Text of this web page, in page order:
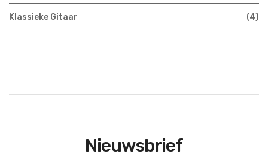
Klassieke Gitaar 4
Nieuwsbrief